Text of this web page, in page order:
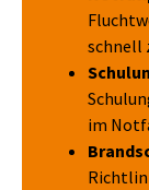
schnell
im